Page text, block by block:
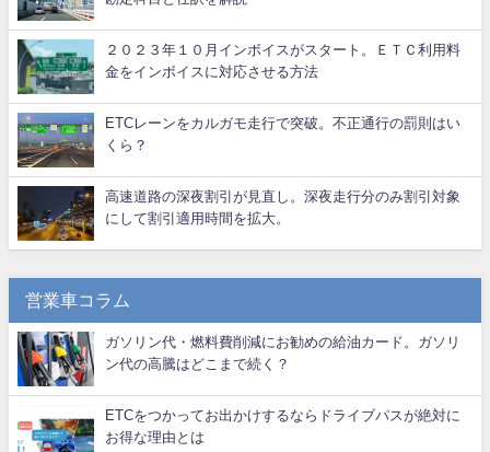
２０２３年１０月インボイスがスタート。ＥＴＣ利用料
金をインボイスに対応させる方法
ETCレーンをカルガモ走行で突破。不正通行の罰則はい
くら？
高速道路の深夜割引が見直し。深夜走行分のみ割引対象
にして割引適用時間を拡大。
営業車コラム
ガソリン代・燃料費削減にお勧めの給油カード。ガソリ
ン代の高騰はどこまで続く？
ETCをつかってお出かけするならドライブパスが絶対に
お得な理由とは